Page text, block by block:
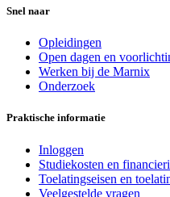
Snel naar
Opleidingen
Open dagen en
Werken bij de Marnix
Onderzoek
Praktische informatie
Inloggen
Studiekosten en
Toelatingseisen en
Veelgestelde vragen